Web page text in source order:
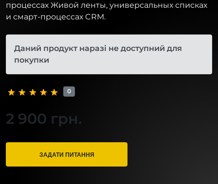
процессах Живой ленты, универсальных списках
и смарт-процессах CRM.
Даний продукт наразі не доступний для
покупки
0
2 900 грн.
ЗАДАТИ ПИТАННЯ